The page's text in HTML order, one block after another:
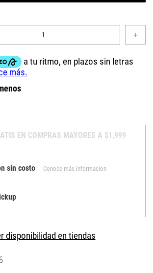
＋
EN COMPRAS MAYORES A $1,999
sin costo Conoce más informacion
disponibilidad en tiendas